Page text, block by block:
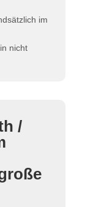
im
nicht
/